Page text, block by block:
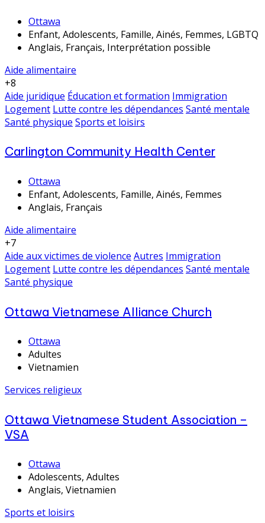
Ottawa
Enfant, Adolescents, Famille, Ainés, Femmes, LGBTQ
Anglais, Français, Interprétation possible
Aide alimentaire
+8
Aide juridique Éducation et formation Immigration
Logement Lutte contre les dépendances Santé mentale
Santé physique Sports et loisirs
Carlington Community Health Center
Ottawa
Enfant, Adolescents, Famille, Ainés, Femmes
Anglais, Français
Aide alimentaire
+7
Aide aux victimes de violence Autres Immigration
Logement Lutte contre les dépendances Santé mentale
Santé physique
Ottawa Vietnamese Alliance Church
Ottawa
Adultes
Vietnamien
Services religieux
Ottawa Vietnamese Student Association –
VSA
Ottawa
Adolescents, Adultes
Anglais, Vietnamien
Sports et loisirs